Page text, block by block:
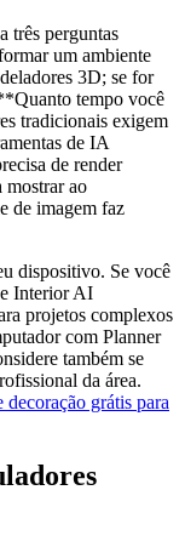
três perguntas
um ambiente
3D; se for
tempo você
tradicionais exigem
de IA
de render
mostrar ao
de imagem faz
dispositivo. Se você
Interior AI
projetos complexos
com Planner
também se
da área.
grátis para